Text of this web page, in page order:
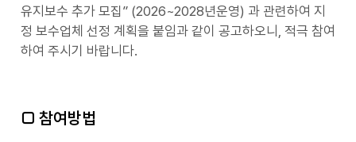
유지보수 추가 모집” (2026~2028년운영) 과 관련하여 지
정 보수업체 선정 계획을 붙임과 같이 공고하오니, 적극 참여
하여 주시기 바랍니다.
□ 참여방법